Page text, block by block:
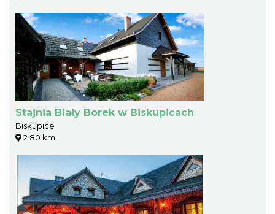
Stajnia Biały Borek w Biskupicach
Biskupice
2.80 km